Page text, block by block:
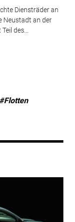
Diensträder an
Neustadt an der
des...
#Flotten